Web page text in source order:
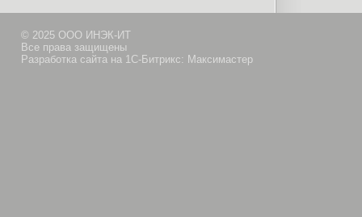
© 2025 ООО ИНЭК-ИТ
Все права защищены
Разработка сайта на 1С-Битрикс: Максимастер